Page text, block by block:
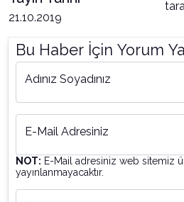
21.10.2019
Bu Haber İçin Yorum
Adınız Soyadınız
E-Mail Adresiniz
NOT: E-Mail adresiniz web sitemiz
yayınlanmayacaktır.